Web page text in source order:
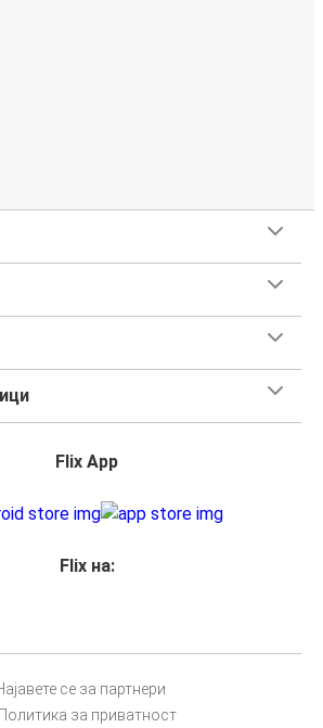
Flix App
Flix на:
се за партнери
Политика за приватност